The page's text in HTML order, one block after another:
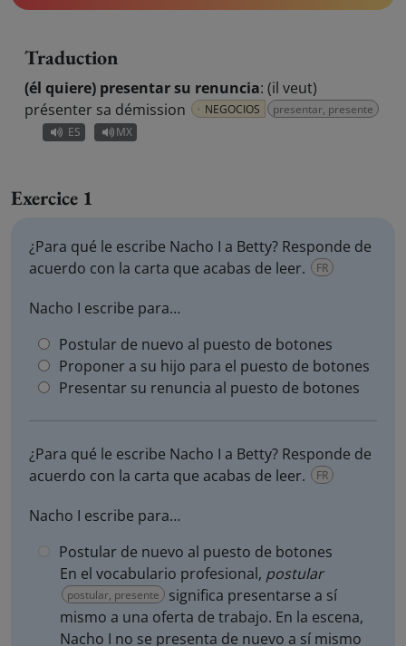
Traduction
(él quiere) presentar su renuncia: (il veut)
présenter sa démission
NEGOCIOS
presentar, presente
ES
MX
Exercice 1
¿Para qué le escribe Nacho I a Betty? Responde de
acuerdo con la carta que acabas de leer.
FR
Nacho I escribe para…
Postular de nuevo al puesto de botones
Proponer a su hijo para el puesto de botones
Presentar su renuncia al puesto de botones
¿Para qué le escribe Nacho I a Betty? Responde de
acuerdo con la carta que acabas de leer.
FR
Nacho I escribe para…
Postular de nuevo al puesto de botones
En el vocabulario profesional, postular
postular, presente
significa presentarse a sí
mismo a una oferta de trabajo. En la escena,
Nacho I no se presenta de nuevo a sí mismo